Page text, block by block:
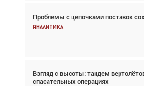
Проблемы с цепочками поставок
Аналитика
Взгляд с высоты: тандем
спасательных операциях
Впервые с 2024 года глобальный
снижается три недели подряд
Частный самолёт – это актив.
покупке соответствующим образом